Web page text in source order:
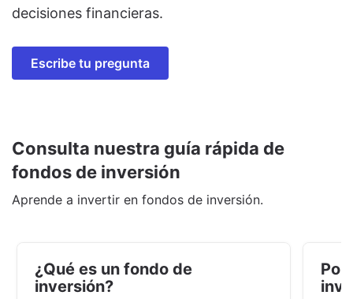
decisiones financieras.
Escribe tu pregunta
Consulta nuestra guía rápida de
fondos de inversión
Aprende a invertir en fondos de inversión.
¿Qué es un fondo de
inversión?
Por